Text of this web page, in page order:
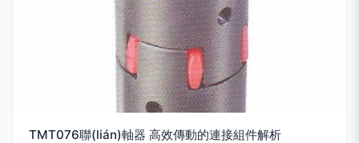
TMT076聯(lián)軸器 高效傳動的連接組件解析